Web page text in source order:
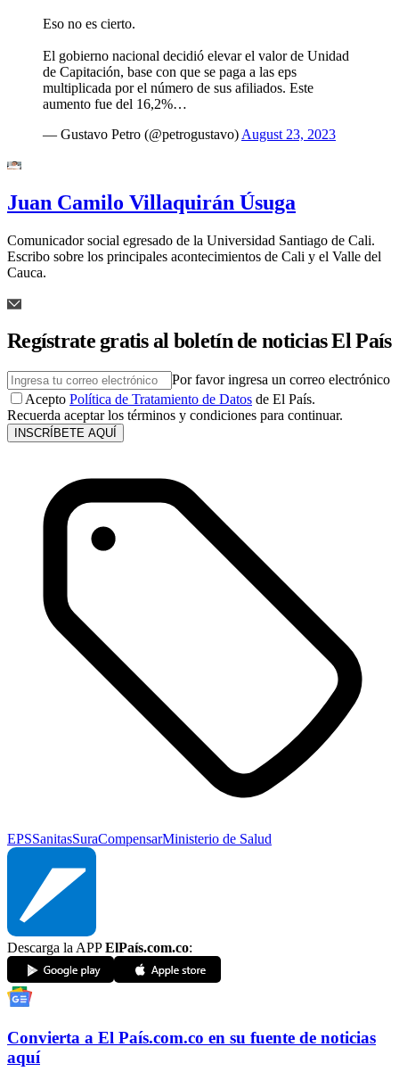
Eso no es cierto.
El gobierno nacional decidió elevar el valor de Unidad
de Capitación, base con que se paga a las eps
multiplicada por el número de sus afiliados. Este
aumento fue del 16,2%…
— Gustavo Petro (@petrogustavo) August 23, 2023
Juan Camilo Villaquirán Úsuga
Comunicador social egresado de la Universidad Santiago de Cali.
Escribo sobre los principales acontecimientos de Cali y el Valle del
Cauca.
Regístrate gratis al boletín de noticias El País
Por favor ingresa un correo electrónico
Acepto Política de Tratamiento de Datos de El País.
Recuerda aceptar los términos y condiciones para continuar.
INSCRÍBETE AQUÍ
EPSSanitasSuraCompensarMinisterio de Salud
Descarga la APPElPaís.com.co:
Convierta a El País.com.co en su fuente de noticias
aquí